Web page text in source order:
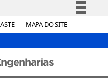
MAPA DO SITE
Simplifique!
Acesso à informação